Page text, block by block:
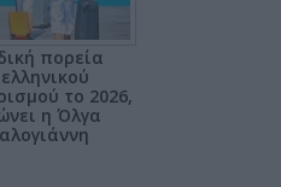
πορεία
το 2026,
η Όλγα